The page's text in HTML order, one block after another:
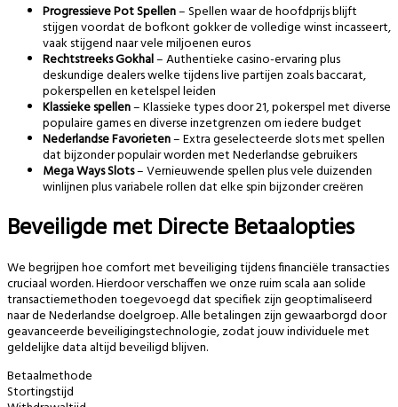
Progressieve Pot Spellen– Spellen waar de hoofdprijs blijft
stijgen voordat de bofkont gokker de volledige winst incasseert,
vaak stijgend naar vele miljoenen euros
Rechtstreeks Gokhal– Authentieke casino-ervaring plus
deskundige dealers welke tijdens live partijen zoals baccarat,
pokerspellen en ketelspel leiden
Klassieke spellen– Klassieke types door 21, pokerspel met diverse
populaire games en diverse inzetgrenzen om iedere budget
Nederlandse Favorieten– Extra geselecteerde slots met spellen
dat bijzonder populair worden met Nederlandse gebruikers
Mega Ways Slots– Vernieuwende spellen plus vele duizenden
winlijnen plus variabele rollen dat elke spin bijzonder creëren
Beveiligde met Directe Betaalopties
We begrijpen hoe comfort met beveiliging tijdens financiële transacties
cruciaal worden. Hierdoor verschaffen we onze ruim scala aan solide
transactiemethoden toegevoegd dat specifiek zijn geoptimaliseerd
naar de Nederlandse doelgroep. Alle betalingen zijn gewaarborgd door
geavanceerde beveiligingstechnologie, zodat jouw individuele met
geldelijke data altijd beveiligd blijven.
Betaalmethode
Stortingstijd